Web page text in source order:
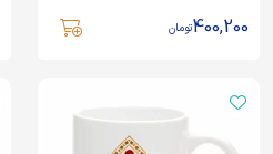
400,200تومان